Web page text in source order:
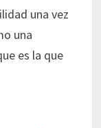
una vez
una
es la que